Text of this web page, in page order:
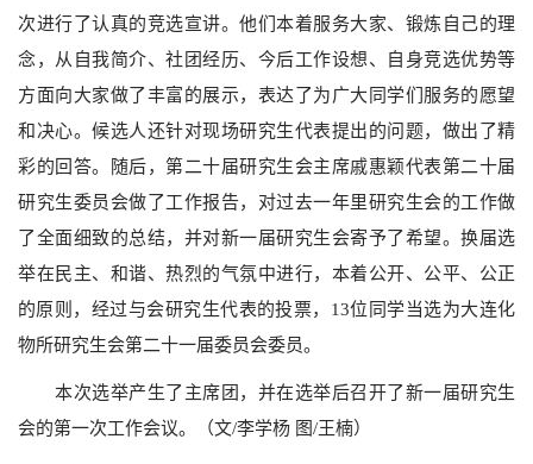
次进行了认真的竞选宣讲。他们本着服务大家、锻炼自己的理
念，从自我简介、社团经历、今后工作设想、自身竞选优势等
方面向大家做了丰富的展示，表达了为广大同学们服务的愿望
和决心。候选人还针对现场研究生代表提出的问题，做出了精
彩的回答。随后，第二十届研究生会主席戚惠颖代表第二十届
研究生委员会做了工作报告，对过去一年里研究生会的工作做
了全面细致的总结，并对新一届研究生会寄予了希望。换届选
举在民主、和谐、热烈的气氛中进行，本着公开、公平、公正
的原则，经过与会研究生代表的投票，13位同学当选为大连化
物所研究生会第二十一届委员会委员。
本次选举产生了主席团，并在选举后召开了新一届研究生
会的第一次工作会议。（文/李学杨 图/王楠）